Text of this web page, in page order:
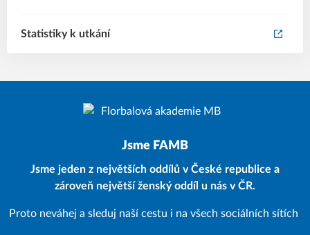
Statistiky k utkání
Jsme FAMB
Jsme jeden z největších oddílů v České republice a
zároveň největší ženský oddíl u nás v ČR.
Proto neváhej a sleduj naší cestu i na všech sociálních sítích